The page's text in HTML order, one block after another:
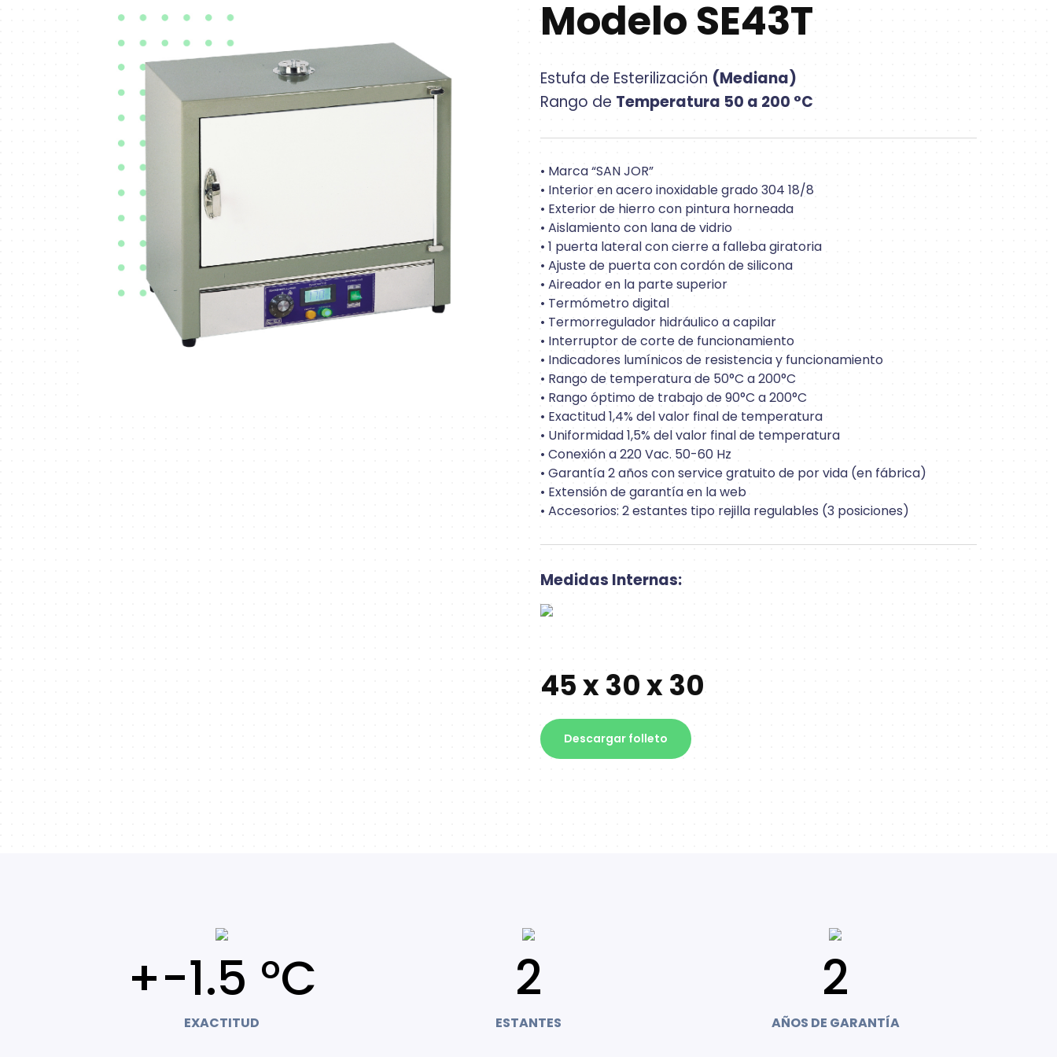
Modelo SE43T
Estufa de Esterilización (Mediana)
Rango de Temperatura 50 a 200 °C
• Marca “SAN JOR”
• Interior en acero inoxidable grado 304 18/8
• Exterior de hierro con pintura horneada
• Aislamiento con lana de vidrio
• 1 puerta lateral con cierre a falleba giratoria
• Ajuste de puerta con cordón de silicona
• Aireador en la parte superior
• Termómetro digital
• Termorregulador hidráulico a capilar
• Interruptor de corte de funcionamiento
• Indicadores lumínicos de resistencia y funcionamiento
• Rango de temperatura de 50°C a 200°C
• Rango óptimo de trabajo de 90°C a 200°C
• Exactitud 1,4% del valor final de temperatura
• Uniformidad 1,5% del valor final de temperatura
• Conexión a 220 Vac. 50-60 Hz
• Garantía 2 años con service gratuito de por vida (en fábrica)
• Extensión de garantía en la web
• Accesorios: 2 estantes tipo rejilla regulables (3 posiciones)
Medidas Internas:
45 x 30 x 30
Descargar folleto
+-1.5 °C
EXACTITUD
2
ESTANTES
2
AÑOS DE GARANTÍA